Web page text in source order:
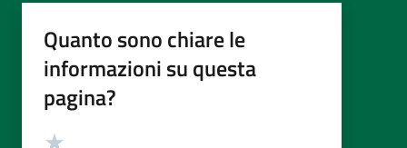
Quanto sono chiare le
informazioni su questa
pagina?
Valutazione